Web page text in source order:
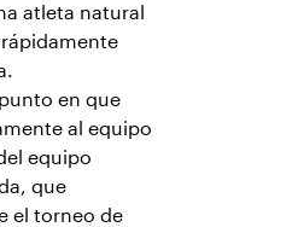
atleta natural
en que
al equipo
equipo
que
el torneo de